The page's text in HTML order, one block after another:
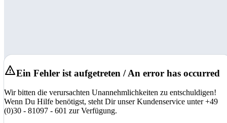
Ein Fehler ist aufgetreten / An error has occurred
Wir bitten die verursachten Unannehmlichkeiten zu entschuldigen!
Wenn Du Hilfe benötigst, steht Dir unser Kundenservice unter +49
(0)30 - 81097 - 601 zur Verfügung.